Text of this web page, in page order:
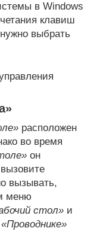
в Windows
клавиш
выбрать
расположен
во время
он
вызывать,
меню
стол» и
«Проводнике»